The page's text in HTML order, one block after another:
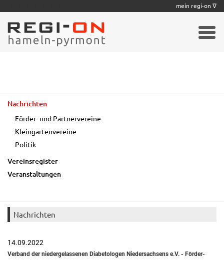
Nachrichten
Förder- und Partnervereine
Kleingartenvereine
Politik
Vereinsregister
Veranstaltungen
Nachrichten
14.09.2022
Verband der niedergelassenen Diabetologen Niedersachsens e.V. - Förder-
mein regi-on ∇